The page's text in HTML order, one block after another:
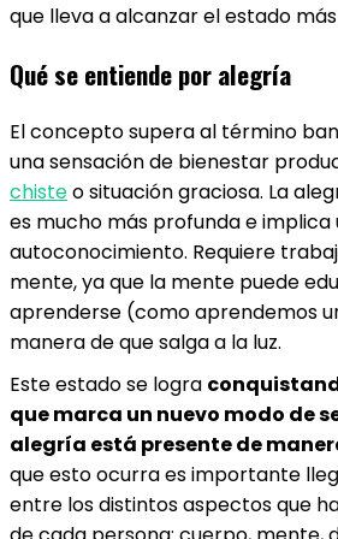
que lleva a alcanzar el estado
Qué se entiende por alegría
El concepto supera al término
una sensación de bienestar
chisteo situación graciosa. La
es mucho más profunda e implica
autoconocimiento. Requiere
mente, ya que la mente puede
aprenderse (como aprendemos
manera de que salga a la luz.
Este estado se logra
que marca un nuevo modo de
alegría está presente de
que esto ocurra es importante
entre los distintos aspectos que